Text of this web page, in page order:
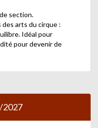
section.
arts du cirque :
Idéal pour
pour devenir de
2027